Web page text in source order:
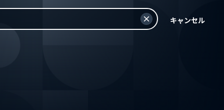
キャンセル